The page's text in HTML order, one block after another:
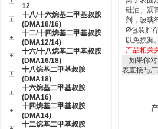
12
十八/十六烷基二甲基叔胺
(DMA18/16)
十二/十四烷基二甲基叔胺
(DMA12/14)
十六/十八烷基二甲基叔胺
(DMA16/18)
十八烷基二甲基叔胺
(DMA18)
十六烷基二甲基叔胺
(DMA16)
十四烷基二甲基叔胺
(DMA14)
十二烷基二甲基叔胺
硅油、沥
剂，玻璃
Ø包装贮
以免损漏。
产品相关
如果你对
表直接与厂